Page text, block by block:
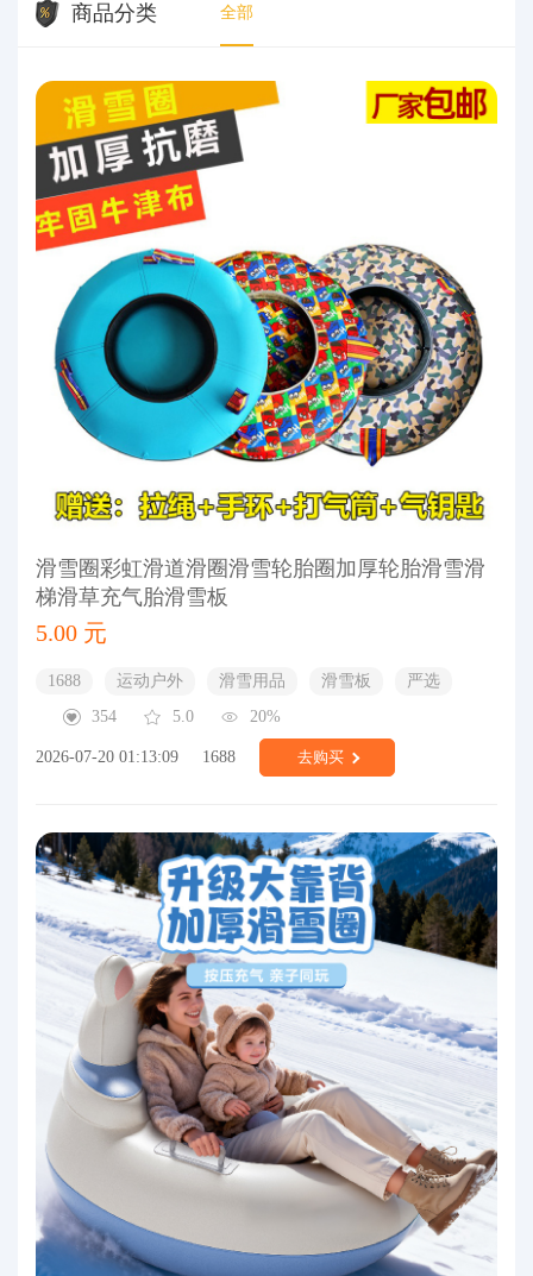
商品分类 全部
滑雪圈彩虹滑道滑圈滑雪轮胎圈加厚轮胎滑雪滑
梯滑草充气胎滑雪板
5.00 元
1688 运动户外 滑雪用品 滑雪板
严选
354
5.0 20%
2026-07-20 01:13:09 1688 去购买